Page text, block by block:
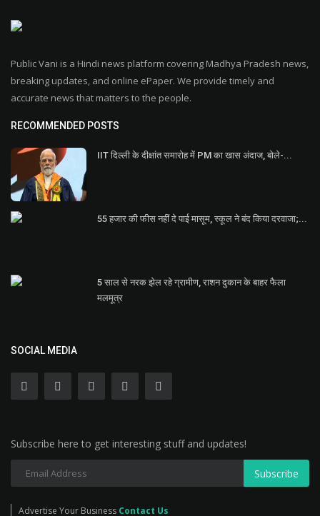
Public Vani is a Hindi news platform covering Madhya Pradesh news,
breaking updates, and online ePaper. We provide timely and
accurate news that matters to the people.
RECOMMENDED POSTS
IIT दिल्ली के दीक्षांत समारोह में PM का खास अंदाज, बोले-...
55 हजार की फीस नहीं दे पाई मासूम, स्कूल ने बंद किया दरवाजा;...
5 साल से नरक झेल रहे ग्रामीण, राशन दुकान के बाहर फैला
मलमूत्र
SOCIAL MEDIA
Subscribe here to get interesting stuff and updates!
Subscribe
Advertise Your Business Contact Us